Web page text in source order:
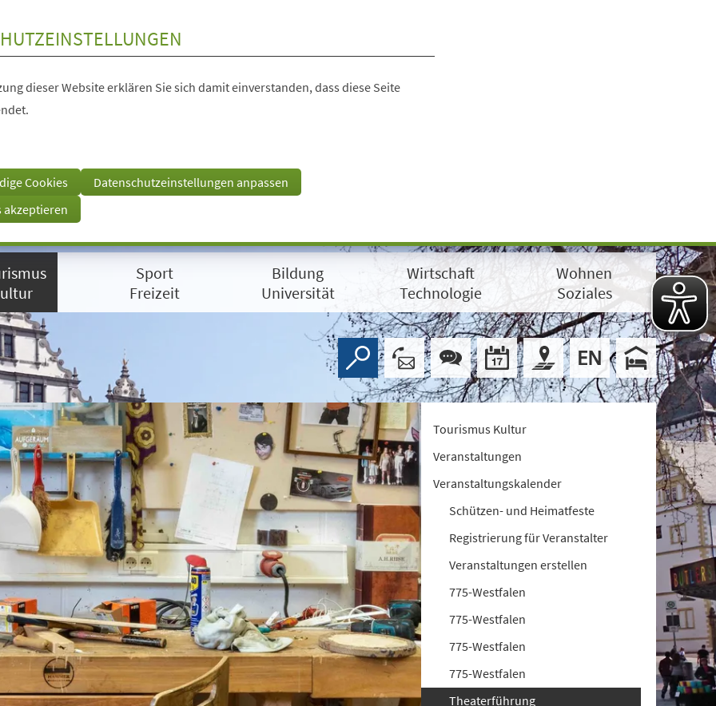
dieser Website erklären Sie sich damit einverstanden, dass diese Seite
Cookies
Datenschutzeinstellungen anpassen
akzeptieren
Sport
Freizeit
Bildung
Universität
Wirtschaft
Technologie
Wohnen
Soziales
Tourismus Kultur
Veranstaltungen
Veranstaltungskalender
Schützen- und Heimatfeste
Registrierung für Veranstalter
Veranstaltungen erstellen
775-Westfalen
775-Westfalen
775-Westfalen
775-Westfalen
Theaterführung